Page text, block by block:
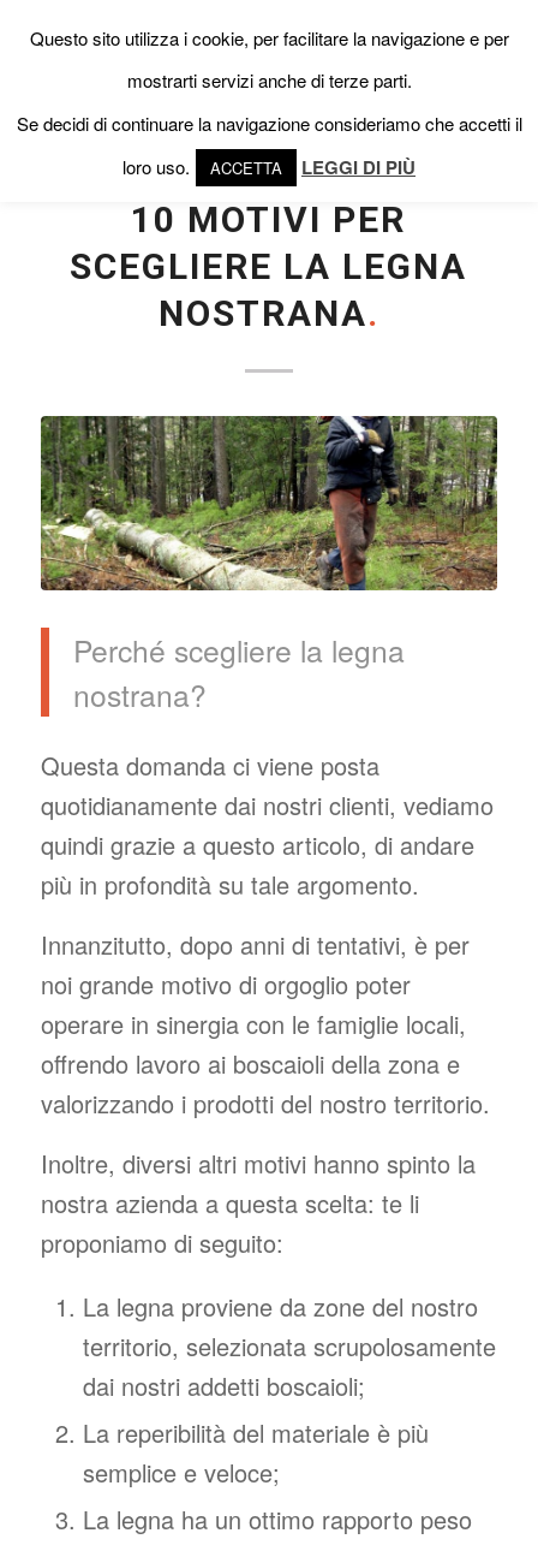
NEWS
10 MOTIVI PER
SCEGLIERE LA LEGNA
NOSTRANA.
Perché scegliere la legna
nostrana?
Questa domanda ci viene posta
quotidianamente dai nostri clienti, vediamo
quindi grazie a questo articolo, di andare
più in profondità su tale argomento.
Innanzitutto, dopo anni di tentativi, è per
noi grande motivo di orgoglio poter
operare in sinergia con le famiglie locali,
offrendo lavoro ai boscaioli della zona e
valorizzando i prodotti del nostro territorio.
Inoltre, diversi altri motivi hanno spinto la
nostra azienda a questa scelta: te li
proponiamo di seguito:
La legna proviene da zone del nostro
territorio, selezionata scrupolosamente
dai nostri addetti boscaioli;
La reperibilità del materiale è più
semplice e veloce;
La legna ha un ottimo rapporto peso
Questo sito utilizza i cookie, per facilitare la navigazione e per
mostrarti servizi anche di terze parti.
Se decidi di continuare la navigazione consideriamo che accetti il
loro uso.
ACCETTA LEGGI DI PIÙ